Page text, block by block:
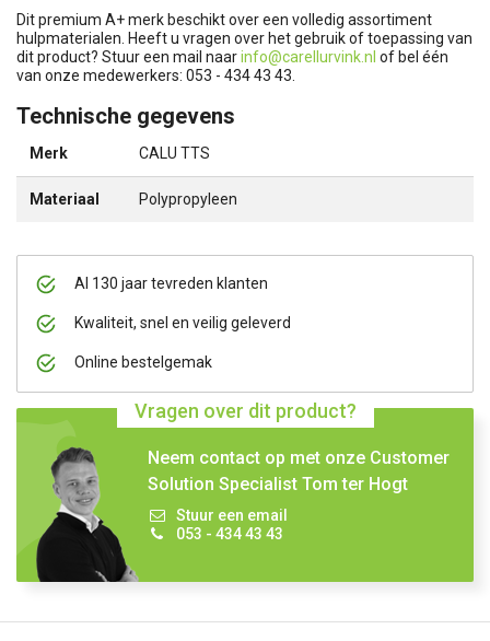
Al 130 jaar tevreden klanten
Kwaliteit, snel en veilig geleverd
Online bestelgemak
Vragen over dit product?
Neem contact op met onze Customer
Solution Specialist Tom ter Hogt
Stuur een email
053 - 434 43 43
Dit premium A+ merk beschikt over een volledig assortiment
hulpmaterialen. Heeft u vragen over het gebruik of toepassing van
dit product? Stuur een mail naarinfo@carellurvink.nl of bel één
van onze medewerkers: 053 - 434 43 43.
Technische gegevens
Merk CALU TTS
Materiaal Polypropyleen